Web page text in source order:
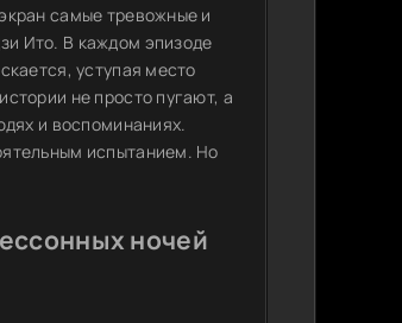
самые тревожные и
Ито. В каждом эпизоде
уступая место
не просто пугают, а
и воспоминаниях.
испытанием. Но
ночей